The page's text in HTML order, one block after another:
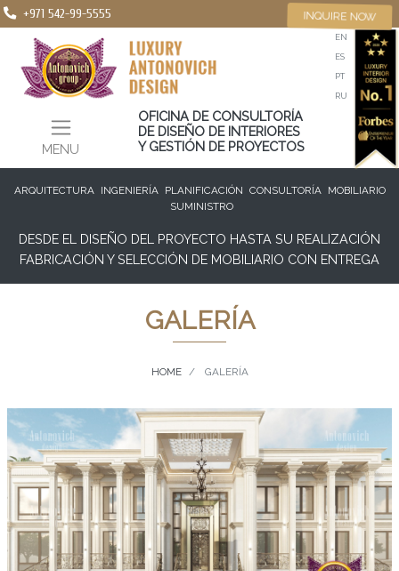
+971 542-99-5555
MENU
EN
ES
PT
RU
OFICINA DE CONSULTORÍA
DE DISEÑO DE INTERIORES
Y GESTIÓN DE PROYECTOS
INQUIRE NOW
ARQUITECTURA INGENIERÍA PLANIFICACIÓN CONSULTORÍA
MOBILIARIO
SUMINISTRO
DESDE EL DISEÑO DEL PROYECTO HASTA SU REALIZACIÓN
FABRICACIÓN Y SELECCIÓN DE MOBILIARIO CON ENTREGA
GALERÍA
HOME GALERÍA